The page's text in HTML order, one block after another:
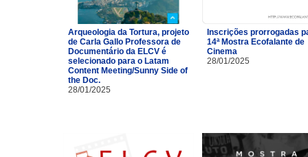
Arqueologia da Tortura, projeto
de Carla Gallo Professora de
Documentário da ELCV é
selecionado para o Latam
Content Meeting/Sunny Side of
the Doc.
28/01/2025
Inscrições prorrogadas
14ª Mostra Ecofalante de
Cinema
28/01/2025